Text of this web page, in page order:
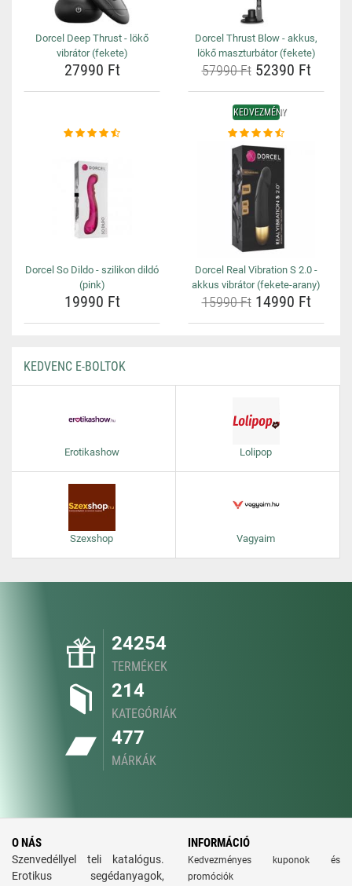
Dorcel Deep Thrust - lökő
vibrátor (fekete)
27990 Ft
Dorcel Thrust Blow - akkus,
lökő maszturbátor (fekete)
57990 Ft52390 Ft
Dorcel So Dildo - szilikon dildó
(pink)
19990 Ft
KEDVEZMÉNY
Dorcel Real Vibration S 2.0 -
akkus vibrátor (fekete-arany)
15990 Ft14990 Ft
KEDVENC E-BOLTOK
Erotikashow Lolipop
Szexshop Vagyaim
24254
TERMÉKEK
214
KATEGÓRIÁK
477
MÁRKÁK
O NÁS
Szenvedéllyel teli katalógus.
Erotikus segédanyagok,
INFORMÁCIÓ
Kedvezményes kuponok és
promóciók